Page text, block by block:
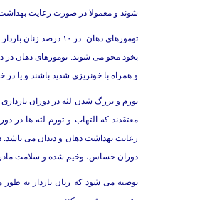
شوند و معمولا در صورت رعایت بهداشت دهان و دندان و
تومورهای دهان در
بخود محو می شوند. تومورهای دهان در
و همراه با خونریزی شدید باشند و یا
تورم و بزرگ شدن لثه در دوران
معتقدند که التهاب و تورم لثه ها در
رعایت بهداشت دهان و دندان می باشد.
دوران حساس، وخیم شده و سلامت مادر